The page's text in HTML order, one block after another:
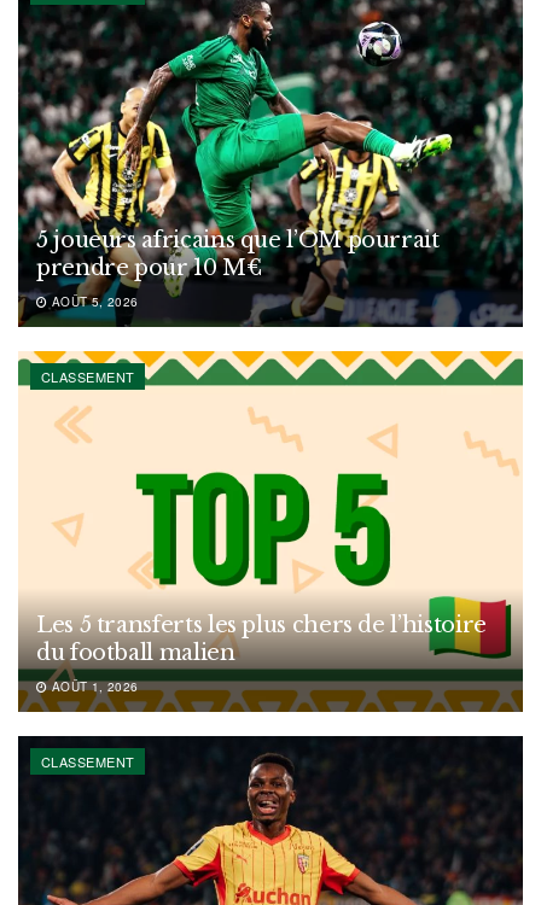
5 joueurs africains que l’OM pourrait
prendre pour 10 M€
AOÛT 5, 2026
CLASSEMENT
Les 5 transferts les plus chers de l’histoire
du football malien
AOÛT 1, 2026
CLASSEMENT